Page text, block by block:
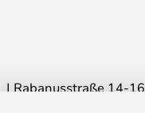
Rabanusstraße 14-16